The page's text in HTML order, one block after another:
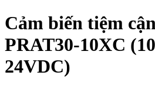
Cảm biến tiệm
PRAT30-10XC
24VDC)